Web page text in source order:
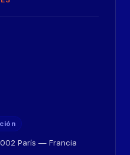
París — Francia